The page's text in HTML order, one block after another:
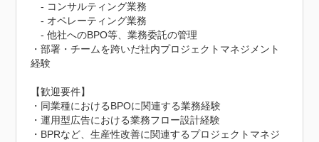
- コンサルティング業務
- オペレーティング業務
- 他社へのBPO等、業務委託の管理
・部署・チームを跨いだ社内プロジェクトマネジメント
経験
【歓迎要件】
・同業種におけるBPOに関連する業務経験
・運用型広告における業務フロー設計経験
・BPRなど、生産性改善に関連するプロジェクトマネジ